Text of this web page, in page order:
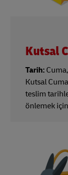
Kutsal
Tarih:
Kutsal
teslim
önlemek